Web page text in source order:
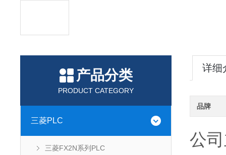
产品分类
PRODUCT CATEGORY
三菱PLC
三菱FX2N系列PLC
详细
品牌
公